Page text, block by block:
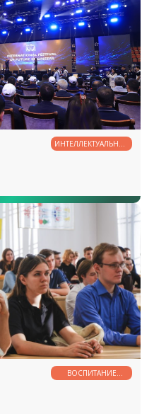
ИНТЕЛЛЕКТУАЛЬНЫЙ
ПОТЕНЦИАЛ
ВОСПИТАНИЕ
МОЛОДЕЖИ —